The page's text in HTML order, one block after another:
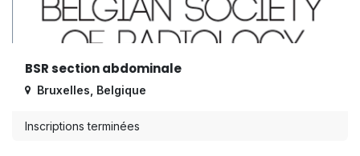
BSR section abdominale
Bruxelles Belgique
Inscriptions terminées